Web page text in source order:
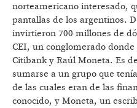
norteamericano interesado,
pantallas de los argentinos.
invirtieron 700 millones de
CEI, un conglomerado
Citibank y Raúl Moneta. Es
sumarse a un grupo que
de las cuales eran de las
conocido, y Moneta, un